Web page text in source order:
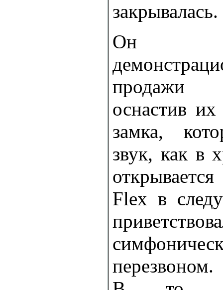
закрывалась.
Он
продажи
оснастив
замка,
звук, как в
Flex в
перезвоном.